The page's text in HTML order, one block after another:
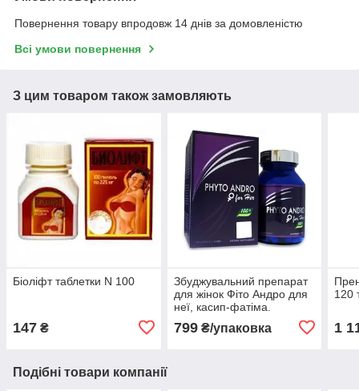
Повернення товару впродовж 14 днів за домовленістю
Всі умови повернення
З цим товаром також замовляють
Біоліфт таблетки N 100
147 ₴
Збуджувальний препарат
для жінок Фіто Андро для
неї, касип-фатіма.
799₴/упаковка
120
1
Подібні товари компанії